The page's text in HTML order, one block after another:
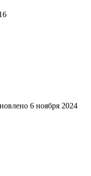
6 ноября 2024